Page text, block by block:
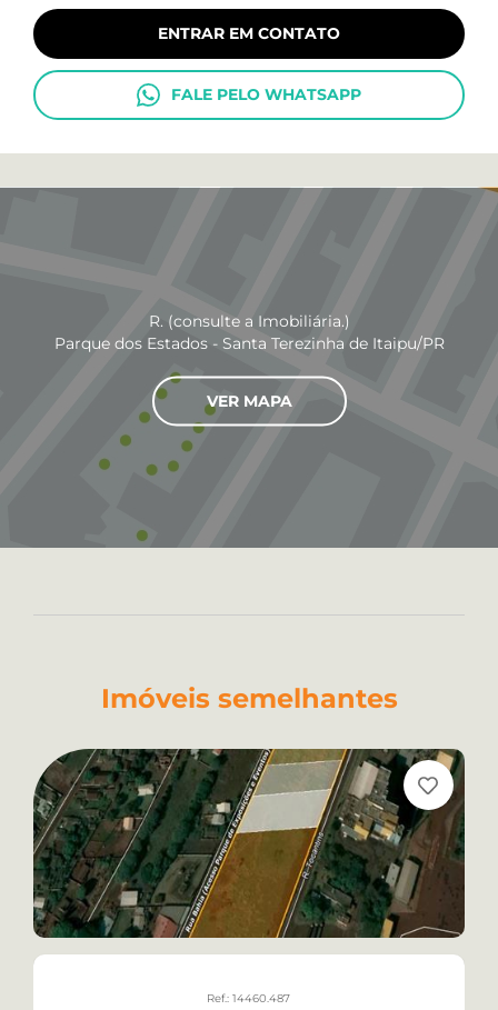
ENTRAR EM CONTATO
FALE PELO WHATSAPP
R. (consulte a Imobiliária.)
Parque dos Estados - Santa Terezinha de Itaipu/PR
VER MAPA
Imóveis semelhantes
Ref.: 14460.487